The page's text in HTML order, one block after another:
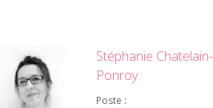
Stéphanie Chatelain-
Ponroy
Poste :